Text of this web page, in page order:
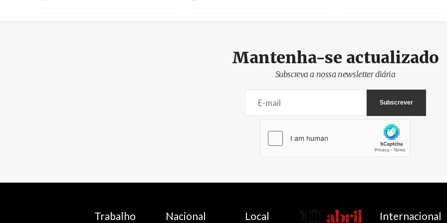
Mantenha-se actualizado
Subscreva a nossa newsletter diária
Trabalho Nacional Local AbrilAbril Internacional